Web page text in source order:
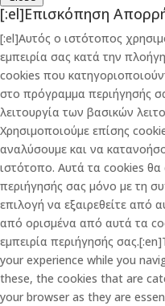
[:el]Επισκόπηση
[:el]Αυτός ο ιστότοπος
εμπειρία σας κατά την
cookies που
στο πρόγραμμα περιήγησής
λειτουργία των βασικών
Χρησιμοποιούμε επίσης
αναλύσουμε και να
ιστότοπο. Αυτά τα cookies
περιήγησής σας μόνο με τη
επιλογή να εξαιρεθείτε από
από ορισμένα από αυτά τα
εμπειρία περιήγησής
your experience while you
these, the cookies that are
your browser as they are